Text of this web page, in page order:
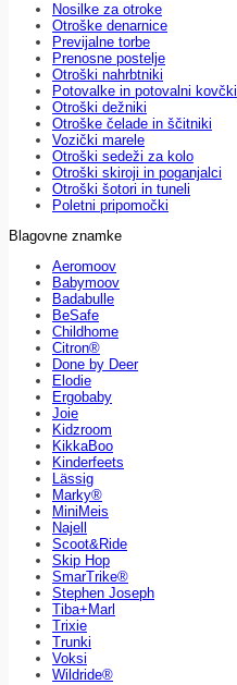
Nosilke za otroke
Otroške denarnice
Previjalne torbe
Prenosne postelje
Otroški nahrbtniki
Potovalke in potovalni kovčki
Otroški dežniki
Otroške čelade in ščitniki
Vozički marele
Otroški sedeži za kolo
Otroški skiroji in poganjalci
Otroški šotori in tuneli
Poletni pripomočki
Blagovne znamke
Aeromoov
Babymoov
Badabulle
BeSafe
Childhome
Citron®
Done by Deer
Elodie
Ergobaby
Joie
Kidzroom
KikkaBoo
Kinderfeets
Lässig
Marky®
MiniMeis
Najell
Scoot&Ride
Skip Hop
SmarTrike®
Stephen Joseph
Tiba+Marl
Trixie
Trunki
Voksi
Wildride®